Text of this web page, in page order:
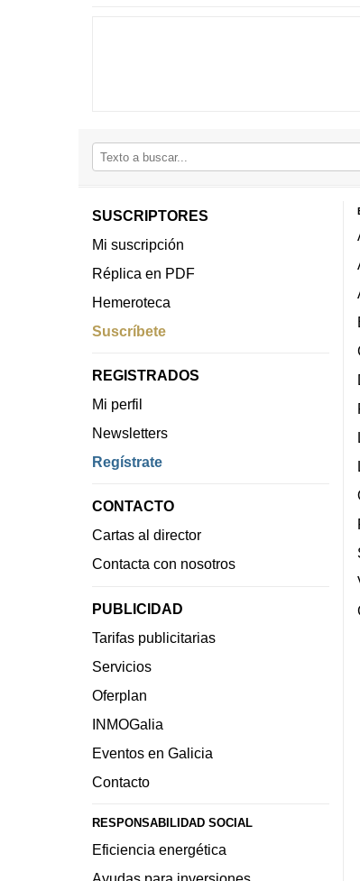
SUSCRIPTORES
Mi suscripción
Réplica en PDF
Hemeroteca
Suscríbete
REGISTRADOS
Mi perfil
Newsletters
Regístrate
CONTACTO
Cartas al director
Contacta con nosotros
PUBLICIDAD
Tarifas publicitarias
Servicios
Oferplan
INMOGalia
Eventos en Galicia
Contacto
RESPONSABILIDAD SOCIAL
Eficiencia energética